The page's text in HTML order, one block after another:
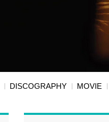
DISCOGRAPHY MOVIE